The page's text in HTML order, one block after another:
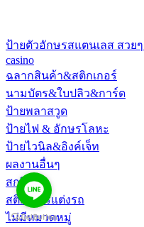
ป้ายตัวอักษรสแตนเลส สวย
casino
ฉลากสินค้า&สติกเกอร์
นามบัตร&ใบปลิว&การ์ด
ป้ายพลาสวูด
ป้ายไฟ & อักษรโลหะ
ป้ายไวนิล&อิงค์เจ็ท
ผลงานอื่นๆ
สกรีน
สติกเกอร์แต่งรถ
ไม่มีหมวดหมู่